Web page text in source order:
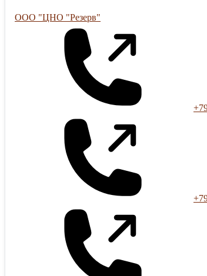
ООО "ЦНО "Резерв"